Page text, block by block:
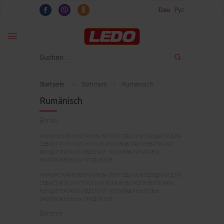
Deu Рус
Startseite › Sortiment › Rumänisch
Rumänisch
Bonito
РУМЫНСКАЯ КОМПАНИЯ ЗА ЭТИ ГОДЫ ОНИ СОЗДАЛИ ДЛЯ
СЕБЯ СТАТУС КРУПНОГО ИГРОКА В ОБЛАСТИ ВЫПЕЧКИ,
КОНДИТЕРСКИХ ИЗДЕЛИЙ, ПОЛУФАБРИКАТОВ И
ЗАМОРОЖЕННЫХ ПРОДУКТОВ.
РУМЫНСКАЯ КОМПАНИЯ ЗА ЭТИ ГОДЫ ОНИ СОЗДАЛИ ДЛЯ
СЕБЯ СТАТУС КРУПНОГО ИГРОКА В ОБЛАСТИ ВЫПЕЧКИ,
КОНДИТЕРСКИХ ИЗДЕЛИЙ, ПОЛУФАБРИКАТОВ И
ЗАМОРОЖЕННЫХ ПРОДУКТОВ.
Boromir